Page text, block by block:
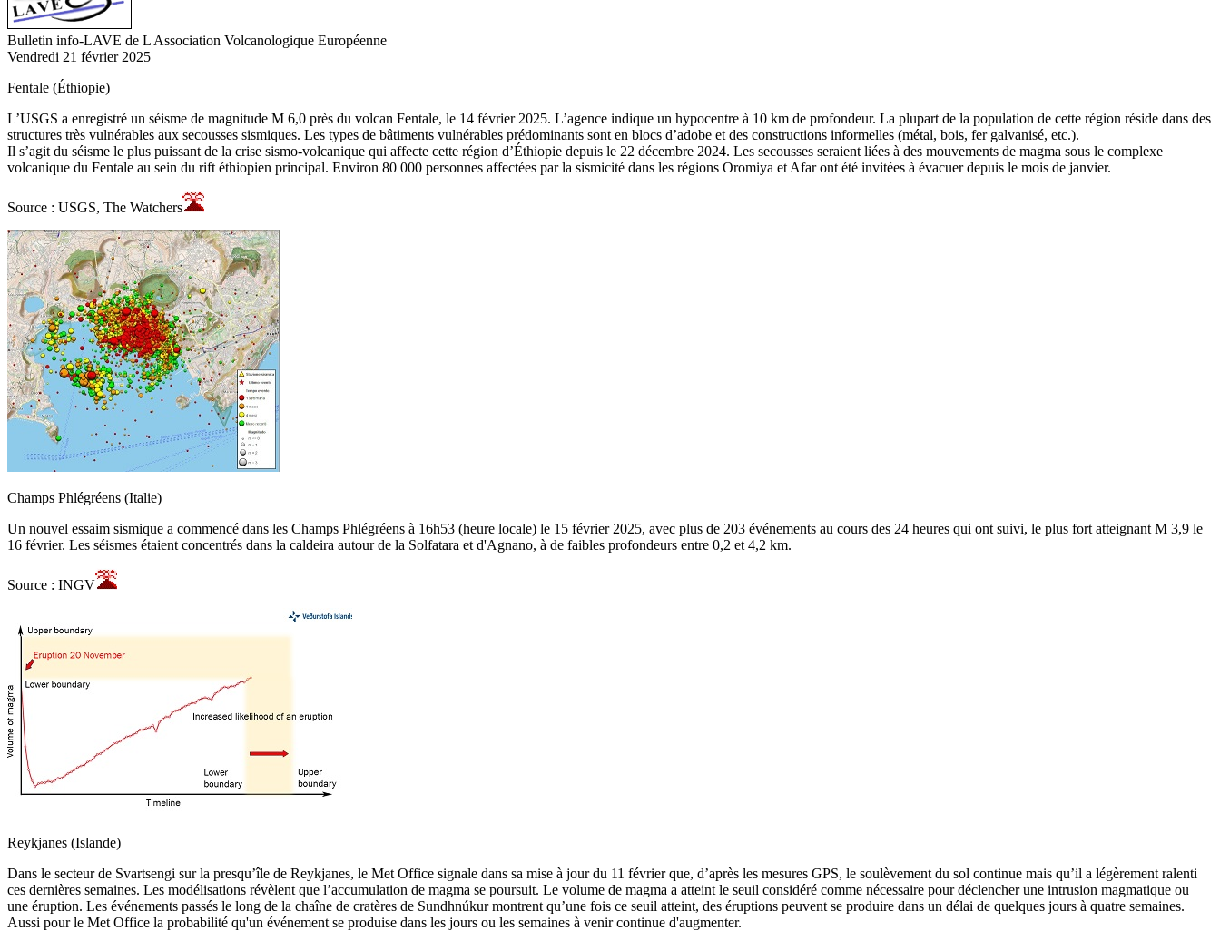
Bulletin info-LAVE de L Association Volcanologique Européenne
Vendredi 21 février 2025
Fentale (Éthiopie)
L’USGS a enregistré un séisme de magnitude M 6,0 près du volcan Fentale, le 14 février 2025. L’agence indique un hypocentre à 10 km de profondeur. La plupart de la population de cette région réside dans des
structures très vulnérables aux secousses sismiques. Les types de bâtiments vulnérables prédominants sont en blocs d’adobe et des constructions informelles (métal, bois, fer galvanisé, etc.).
Il s’agit du séisme le plus puissant de la crise sismo-volcanique qui affecte cette région d’Éthiopie depuis le 22 décembre 2024. Les secousses seraient liées à des mouvements de magma sous le complexe
volcanique du Fentale au sein du rift éthiopien principal. Environ 80 000 personnes affectées par la sismicité dans les régions Oromiya et Afar ont été invitées à évacuer depuis le mois de janvier.
Source : USGS, The Watchers
Champs Phlégréens (Italie)
Un nouvel essaim sismique a commencé dans les Champs Phlégréens à 16h53 (heure locale) le 15 février 2025, avec plus de 203 événements au cours des 24 heures qui ont suivi, le plus fort atteignant M 3,9 le
16 février. Les séismes étaient concentrés dans la caldeira autour de la Solfatara et d'Agnano, à de faibles profondeurs entre 0,2 et 4,2 km.
Source : INGV
Reykjanes (Islande)
Dans le secteur de Svartsengi sur la presqu’île de Reykjanes, le Met Office signale dans sa mise à jour du 11 février que, d’après les mesures GPS, le soulèvement du sol continue mais qu’il a légèrement ralenti
ces dernières semaines. Les modélisations révèlent que l’accumulation de magma se poursuit. Le volume de magma a atteint le seuil considéré comme nécessaire pour déclencher une intrusion magmatique ou
une éruption. Les événements passés le long de la chaîne de cratères de Sundhnúkur montrent qu’une fois ce seuil atteint, des éruptions peuvent se produire dans un délai de quelques jours à quatre semaines.
Aussi pour le Met Office la probabilité qu'un événement se produise dans les jours ou les semaines à venir continue d'augmenter.